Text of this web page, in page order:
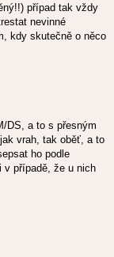
případ tak vždy
nevinné
kdy skutečně o něco
DS, a to s přesným
vrah, tak oběť, a to
ho podle
v případě, že u nich